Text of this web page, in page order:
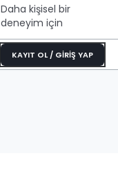
Daha kişisel bir
deneyim için
KAYIT OL / GİRİŞ YAP